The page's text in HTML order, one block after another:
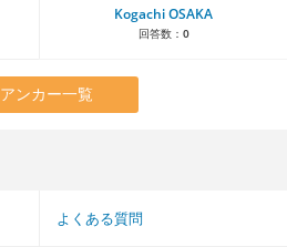
Kogachi OSAKA
回答数： 0
アンカー一覧
よくある質問